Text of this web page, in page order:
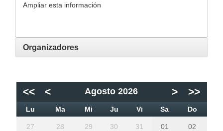
Ampliar esta información
Organizadores
<< < Agosto 2026 > >>
Lu Ma Mi Ju Vi Sa Do
27 28 29 30 31 01 02